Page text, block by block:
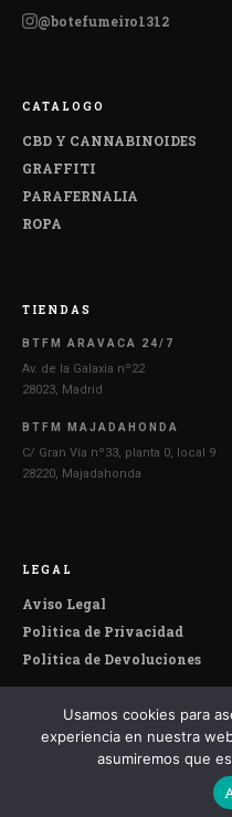
@botefumeiro1312
CATALOGO
CBD Y CANNABINOIDES
GRAFFITI
PARAFERNALIA
ROPA
TIENDAS
BTFM ARAVACA 24/7
Av. de la Galaxia nº22
28023, Madrid
BTFM MAJADAHONDA
C/ Gran Vía nº33, planta 0, local 9
28220, Majadahonda
LEGAL
Aviso Legal
Política de Privacidad
Política de Devoluciones
© 2026 Botefumeiro.
Usamos cookies para
experiencia en nuestra
asumiremos que